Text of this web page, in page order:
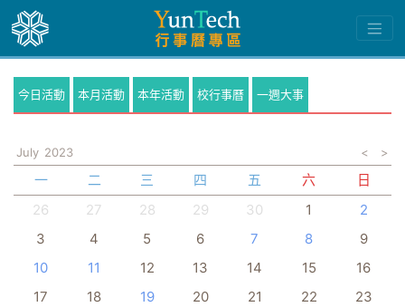
今日活動 本月活動 本年活動 校行事曆 一週大事
July 2023 < >
一 二 三 四 五 六
日
26
27 28 29 30 1
2
3
4 5 6 7 8
9
10
11 12 13 14 15
16
17
18 19 20 21 22
23